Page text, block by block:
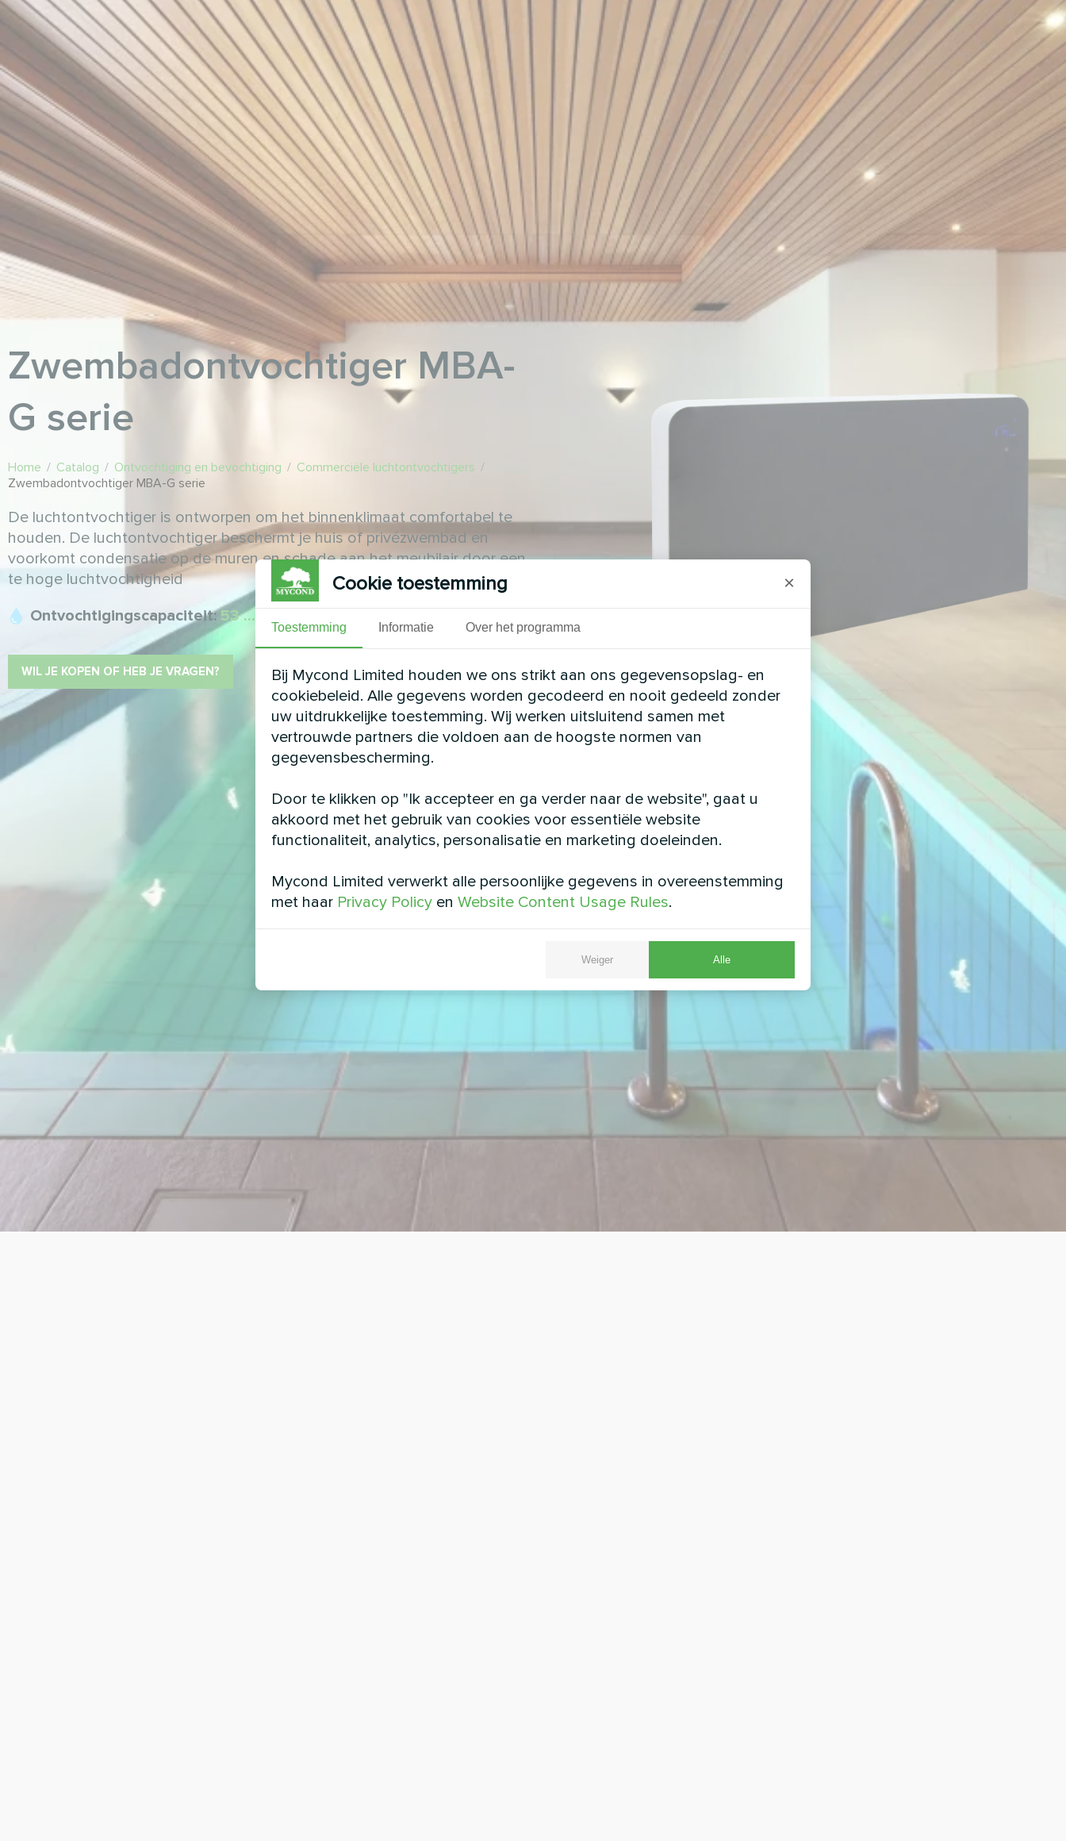
Zwembadontvochtiger MBA-
G serie
Home / Catalog / Ontvochtiging en bevochtiging / Commerciële luchtontvochtigers /
Zwembadontvochtiger MBA-G serie
De luchtontvochtiger is ontworpen om het binnenklimaat comfortabel te
houden. De luchtontvochtiger beschermt je huis of privézwembad en
voorkomt condensatie op de muren en schade aan het meubilair door een
te hoge luchtvochtigheid
Ontvochtigingscapaciteit:53 ... 103 l/dag
WIL JE KOPEN OF HEB JE VRAGEN?
Cookie toestemming ×
Toestemming Informatie Over het programma
Bij Mycond Limited houden we ons strikt aan ons gegevensopslag- en
cookiebeleid. Alle gegevens worden gecodeerd en nooit gedeeld zonder
uw uitdrukkelijke toestemming. Wij werken uitsluitend samen met
vertrouwde partners die voldoen aan de hoogste normen van
gegevensbescherming.
Door te klikken op "Ik accepteer en ga verder naar de website", gaat u
akkoord met het gebruik van cookies voor essentiële website
functionaliteit, analytics, personalisatie en marketing doeleinden.
Mycond Limited verwerkt alle persoonlijke gegevens in overeenstemming
met haar Privacy Policy en Website Content Usage Rules.
Weiger Alle